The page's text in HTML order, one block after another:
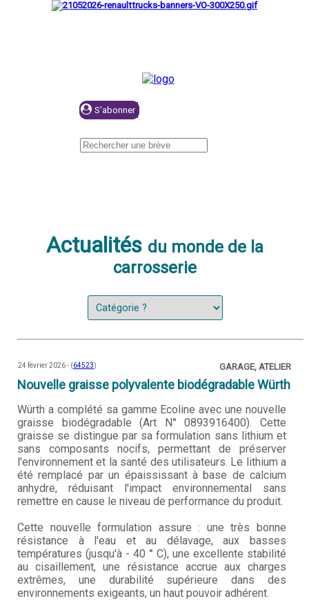
Actualités du monde de la
carrosserie
24 février 2026 - (64523) GARAGE, ATELIER
Nouvelle graisse polyvalente biodégradable Würth
Würth a complété sa gamme Ecoline avec une nouvelle
graisse biodégradable (Art N° 0893916400). Cette
graisse se distingue par sa formulation sans lithium et
sans composants nocifs, permettant de préserver
l'environnement et la santé des utilisateurs. Le lithium a
été remplacé par un épaississant à base de calcium
anhydre, réduisant l'impact environnemental sans
remettre en cause le niveau de performance du produit.
Cette nouvelle formulation assure : une très bonne
résistance à l'eau et au délavage, aux basses
températures (jusqu'à - 40 ° C), une excellente stabilité
au cisaillement, une résistance accrue aux charges
extrêmes, une durabilité supérieure dans des
environnements exigeants, un haut pouvoir adhérent.